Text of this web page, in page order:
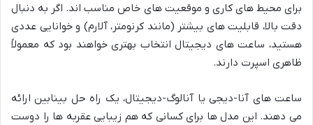
برای محیط های کاری و موقعیت های خاص مناسب اند. اگر به دنبال
دقت بالا، قابلیت های بیشتر (مانند کرنومتر، آلارم) و خوانایی عددی
هستید، ساعت های دیجیتال انتخاب بهتری خواهند بود که معمولاً
ظاهری اسپرت دارند.
ساعت های آنا-دیجی یا آنالوگ-دیجیتال، یک راه حل بینابین ارائه
می دهند. این مدل ها برای کسانی که هم زیبایی عقربه ها را دوست